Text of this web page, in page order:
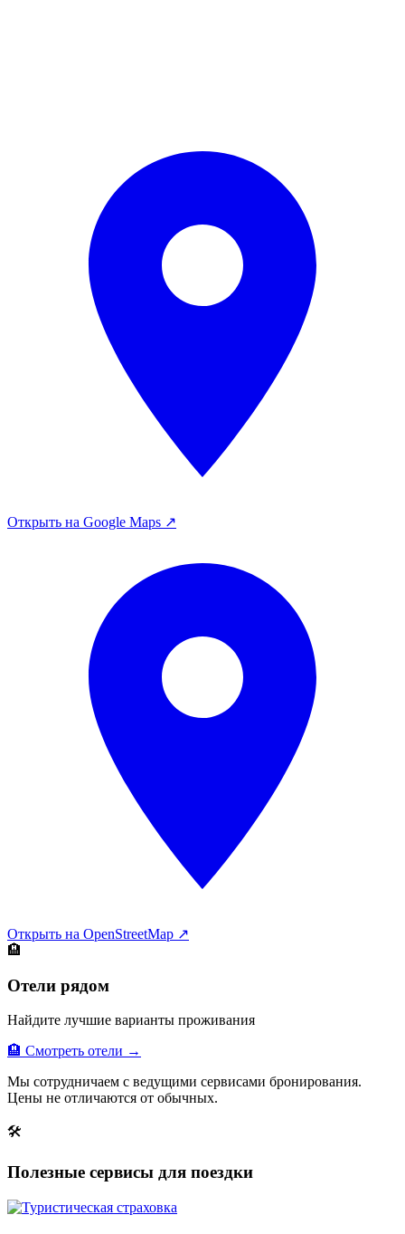
Открыть на Google Maps ↗
Открыть на OpenStreetMap ↗
🏨
Отели рядом
Найдите лучшие варианты проживания
🏨 Смотреть отели →
Мы сотрудничаем с ведущими сервисами бронирования.
Цены не отличаются от обычных.
🛠
Полезные сервисы для поездки